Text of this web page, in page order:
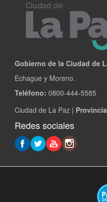
Gobierno de la Ciudad de
Echague y Moreno.
Teléfono: 0800-444-5585
Ciudad de La Paz |
Redes sociales